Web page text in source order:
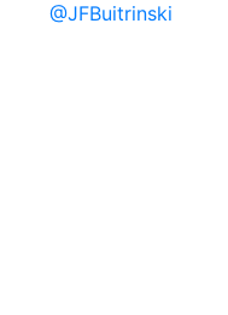
@JFBuitrinski